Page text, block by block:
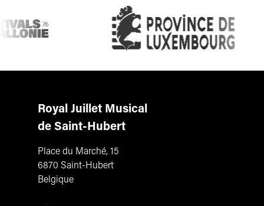
Royal Juillet Musical
de Saint-Hubert
Place du Marché, 15
6870 Saint-Hubert
Belgique